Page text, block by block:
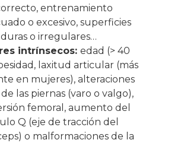
entrenamiento
o excesivo, superficies
duras o irregulares…
intrínsecos: edad (> 40
laxitud articular (más
en mujeres), alteraciones
las piernas (varo o valgo),
femoral, aumento del
Q (eje de tracción del
o malformaciones de la